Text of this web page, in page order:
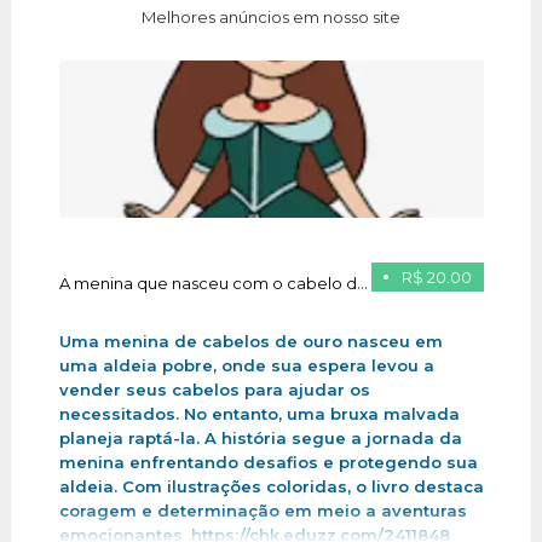
Melhores anúncios em nosso site
R$ 20.00
A menina que nasceu com o cabelo de ouro
Uma menina de cabelos de ouro nasceu em
uma aldeia pobre, onde sua espera levou a
vender seus cabelos para ajudar os
necessitados. No entanto, uma bruxa malvada
planeja raptá-la. A história segue a jornada da
menina enfrentando desafios e protegendo sua
aldeia. Com ilustrações coloridas, o livro destaca
coragem e determinação em meio a aventuras
emocionantes .https://chk.eduzz.com/2411848